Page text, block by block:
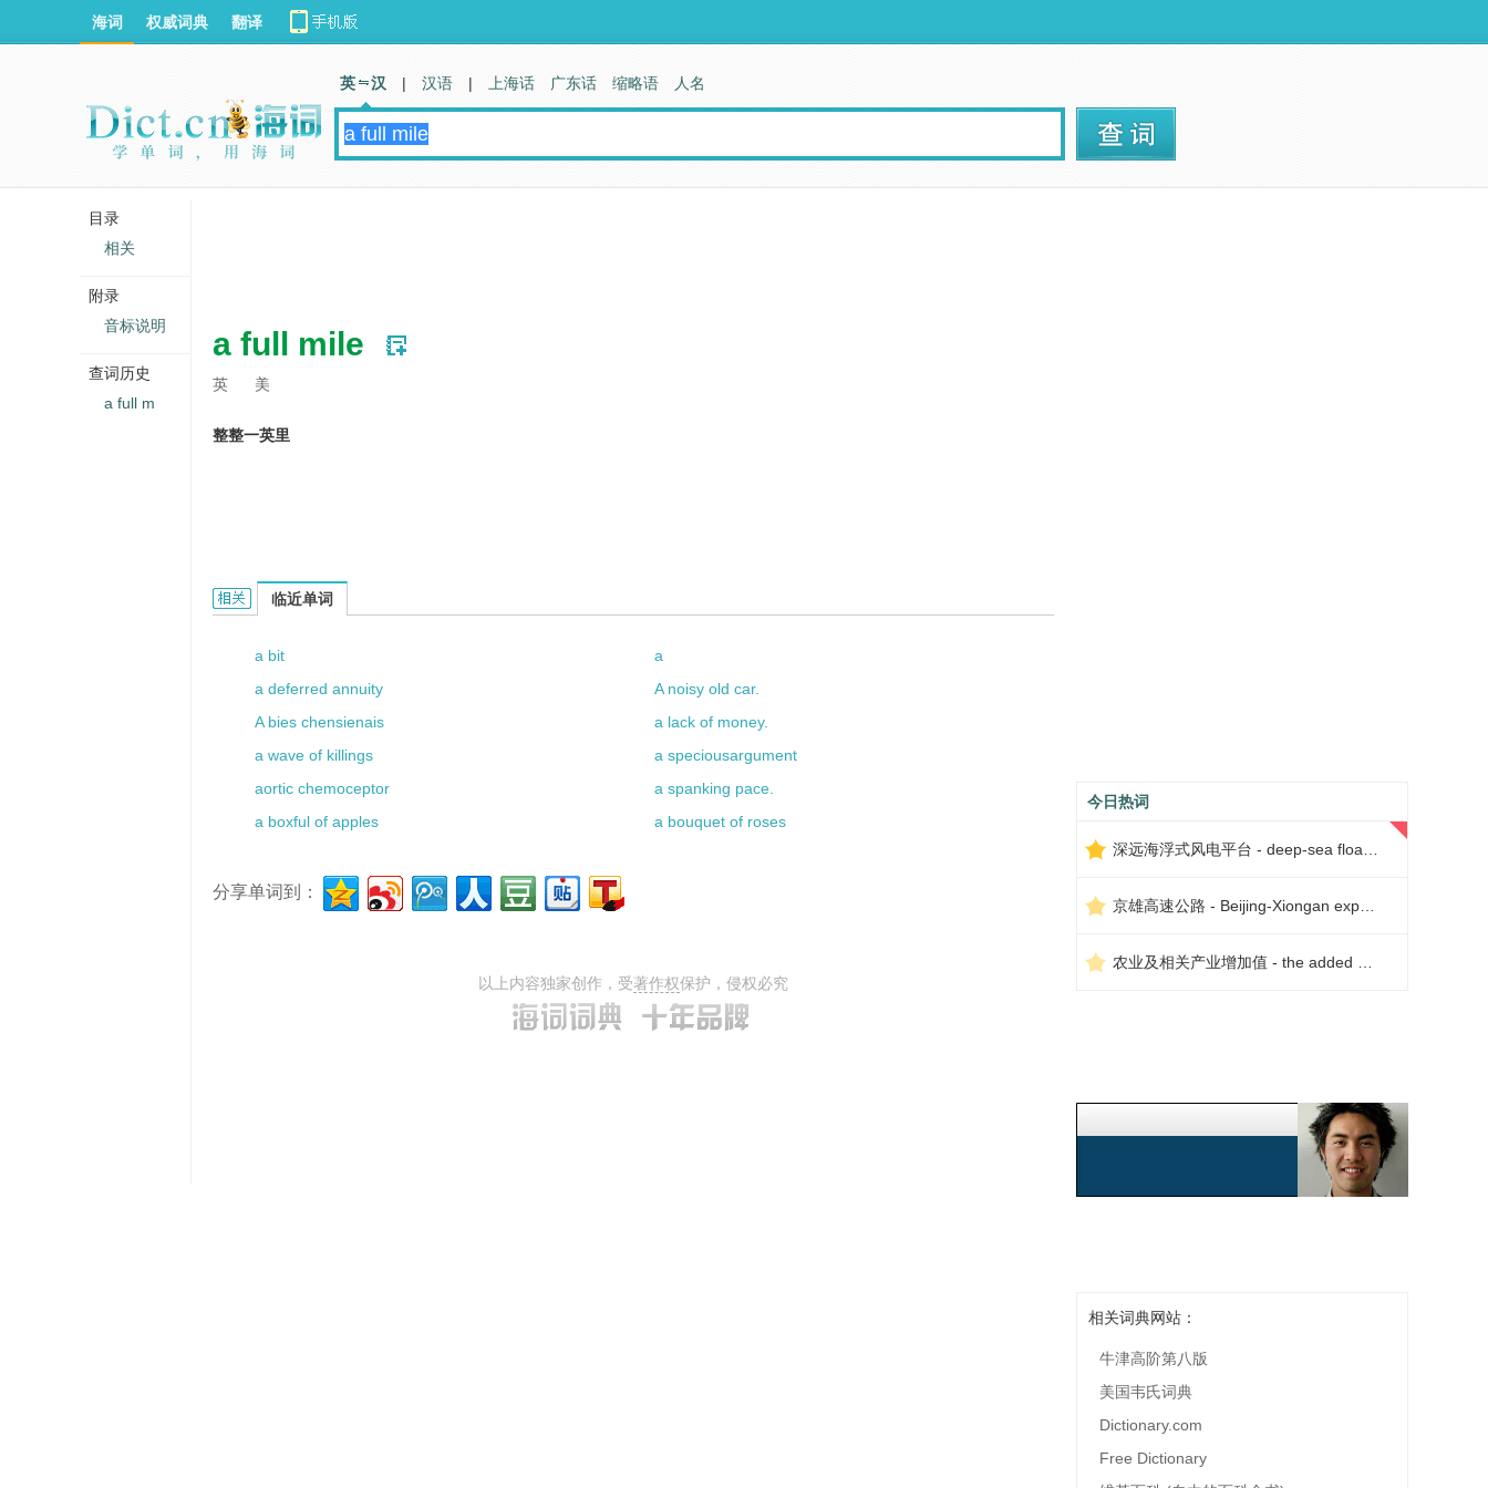
a full mile
英 美
整整一英里
a full mile的相关资料：
临近单词
a bit
a
a deferred annuity
A noisy old car.
A bies chensienais
a lack of money.
a wave of killings
a speciousargument
aortic chemoceptor
a spanking pace.
a boxful of apples
a bouquet of roses
分享单词到：
以上内容独家创作，受著作权保护，侵权必究
今日热词
相关词典网站：
牛津高阶第八版
美国韦氏词典
Dictionary.com
Free Dictionary
海词 权威词典 翻译
英 汉 | 汉语 | 上海话 广东话 缩略语 人名
目录
相关
附录
音标说明
查词历史
a full m